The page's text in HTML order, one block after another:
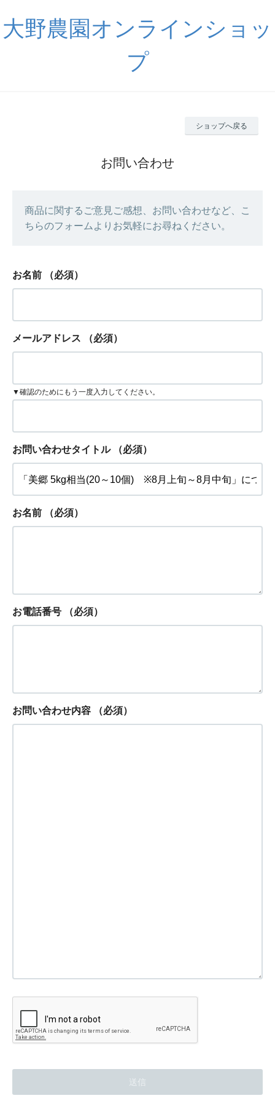
大野農園オンラインショッ
プ
ショップへ戻る
お問い合わせ
商品に関するご意見ご感想、お問い合わせなど、こ
ちらのフォームよりお気軽にお尋ねください。
お名前 （必須）
メールアドレス （必須）
▼確認のためにもう一度入力してください。
お問い合わせタイトル （必須）
お名前 （必須）
お電話番号 （必須）
お問い合わせ内容 （必須）